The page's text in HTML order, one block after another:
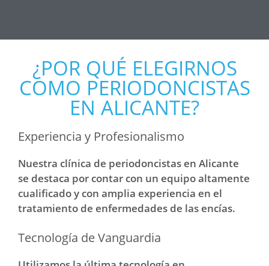
¿POR QUÉ ELEGIRNOS
COMO PERIODONCISTAS
EN ALICANTE?
Experiencia y Profesionalismo
Nuestra clínica de periodoncistas en Alicante
se destaca por contar con un equipo altamente
cualificado y con amplia experiencia en el
tratamiento de enfermedades de las encías.
Tecnología de Vanguardia